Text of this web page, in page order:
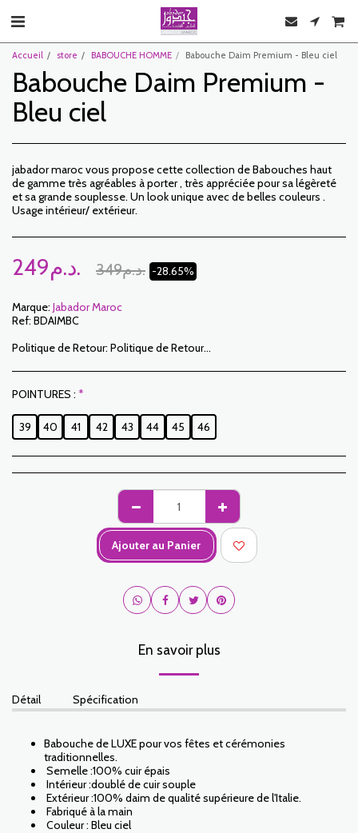
Accueil store BABOUCHE HOMME Babouche Daim Premium - Bleu ciel
Babouche Daim Premium -
Bleu ciel
jabador maroc vous propose cette collection de Babouches haut
de gamme très agréables à porter , très appréciée pour sa légèreté
et sa grande souplesse. Un look unique avec de belles couleurs .
Usage intérieur/ extérieur.
249 د.م. 349 د.م. -28.65%
Marque: Jabador Maroc
Ref: BDAIMBC
Politique de Retour: Politique de Retour: Le Client dispose d’un délai de 7 jours ouvrables à compter de la date de réception pour retourner des articles commandés soit pour être remboursé soit pour un échange. Seuls les articles retournés dans les délais, dans leur emballage d’origine, non-lavés, non-portés pourront faire l’objet d’un échange. Pour faire un retour, prière de nous notifier aux adresses suivantes : jabadormaroc17@gmail.com/ jabador.maroc@gmail.com Chaque échange ou retour doit être accompagné de votre numéro de téléphone ainsi que de votre souhait d’échange. Les frais de retour sont à la charge du Client. Le Client devra organiser le transport par ses propres moyens . En cas de retour, et après réception de la marchandise par JABADOR MAROC , le client sera remboursé dans un délai de 10 jours. Les cas ou les produits peuvent être échangés : – Erreur de la taille commandée (taille livrée différente de la taille commandée) – Erreur sur la couleur commandée (couleur livrée différente de la taille commandée) Les cas ou les produits peuvent être remboursées : – Erreur de la taille ou de la couleur commandée suivi d’une rupture de stock – Dans les cas précités les produits doivent nous être retournés dans l’état dans lequel vous les avez reçus avec l’ensemble des éléments (accessoires, emballage, notice…). Le remboursement se fera par versement ou virement bancaire. Les produits en solde ou en promotion ne peuvent faire l’objet d’un retour ou échange.
POINTURES : *
39 40 41 42 43 44 45 46
Ajouter au Panier
En savoir plus
Détail Spécification
Babouche de LUXE pour vos fêtes et cérémonies
traditionnelles.
Semelle :100% cuir épais
Intérieur :doublé de cuir souple
Extérieur :100% daim de qualité supérieure de l'Italie.
Fabriqué à la main
Couleur : Bleu ciel